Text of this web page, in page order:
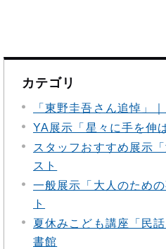
カテゴリ
「東野圭吾さん追悼」
YA展示「星々に手を伸
スタッフおすすめ展示
スト
一般展示「大人のため
ト
夏休みこども講座「民
書館